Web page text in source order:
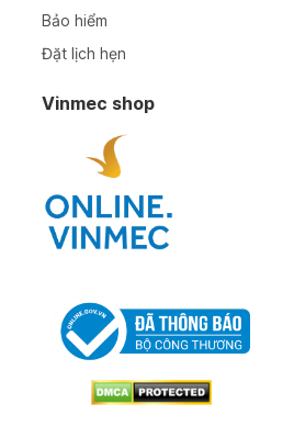
Bảo hiểm
Đặt lịch hẹn
Vinmec shop